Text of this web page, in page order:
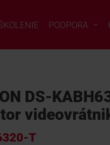
PODPORA
DS-
T